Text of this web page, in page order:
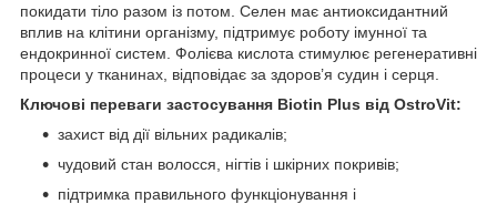
покидати тіло разом із потом. Селен має антиоксидантний
вплив на клітини організму, підтримує роботу імунної та
ендокринної систем. Фолієва кислота стимулює регенеративні
процеси у тканинах, відповідає за здоров’я судин і серця.
Ключові переваги застосування Biotin Plus від OstroVit:
захист від дії вільних радикалів;
чудовий стан волосся, нігтів і шкірних покривів;
підтримка правильного функціонування і